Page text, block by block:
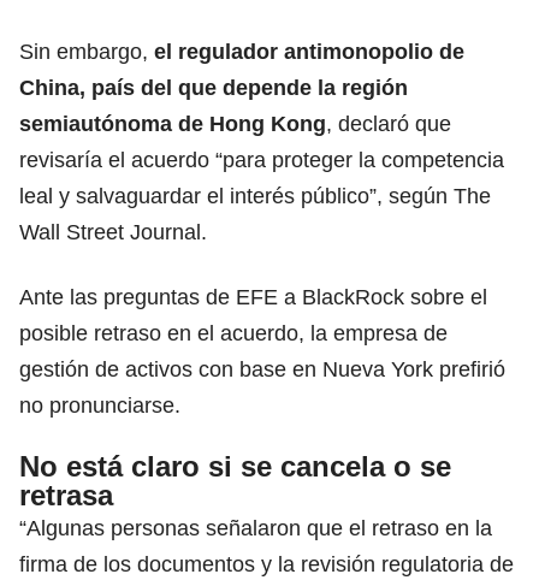
Sin embargo, el regulador antimonopolio de
China, país del que depende la región
semiautónoma de Hong Kong, declaró que
revisaría el acuerdo “para proteger la competencia
leal y salvaguardar el interés público”, según The
Wall Street Journal.
Ante las preguntas de EFE a BlackRock sobre el
posible retraso en el acuerdo, la empresa de
gestión de activos con base en Nueva York prefirió
no pronunciarse.
No está claro si se cancela o se
retrasa
“Algunas personas señalaron que el retraso en la
firma de los documentos y la revisión regulatoria de